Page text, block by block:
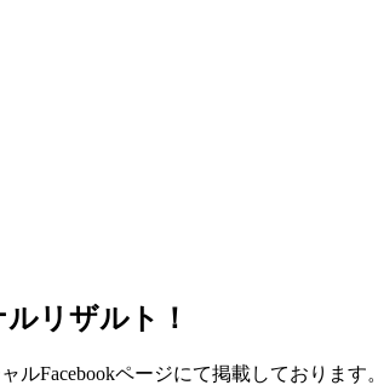
リザルト！
Facebookページにて掲載しております。